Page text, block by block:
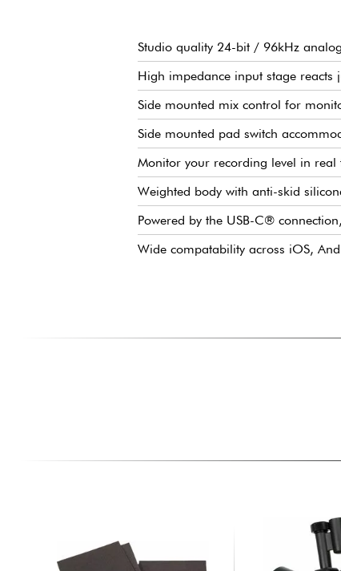
Studio quality 24-bit / 96kHz
High impedance input stage
Side mounted mix control for
Side mounted pad switch
Monitor your recording level in real
Weighted body with anti-skid
Powered by the USB-C®
Wide compatability across iOS,